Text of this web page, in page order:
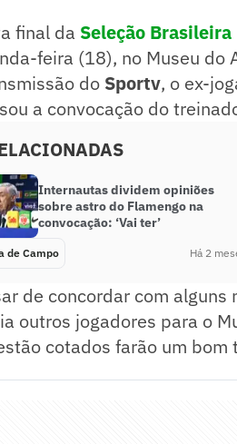
final da Seleção Brasileira
feira (18), no Museu do
do Sportv, o ex-
a convocação do
Internautas dividem opiniões
sobre astro do Flamengo na
convocação: ‘Vai ter’
de Campo Há 2
de concordar com
outros jogadores para o
cotados farão um bom